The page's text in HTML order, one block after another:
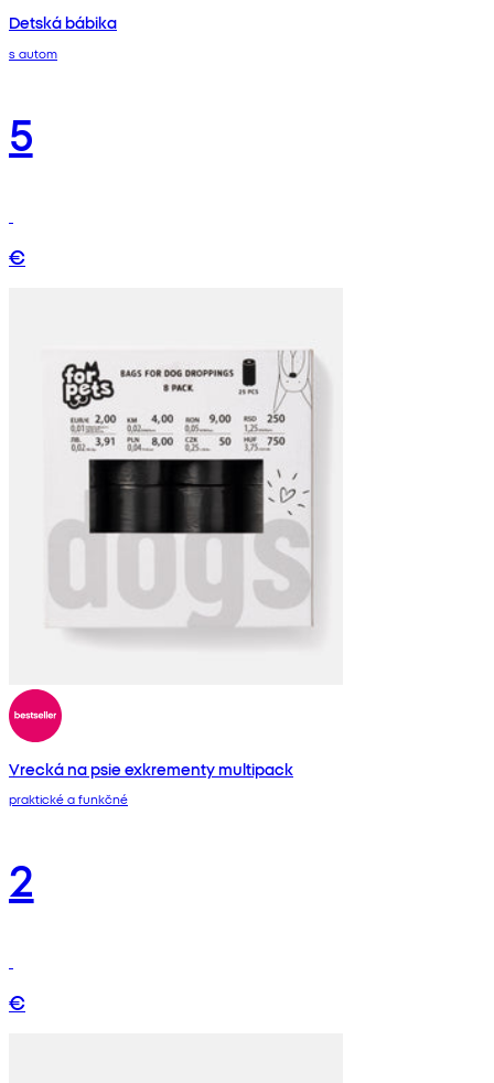
Detská bábika
s autom
5
€
Vrecká na psie exkrementy multipack
praktické a funkčné
2
€